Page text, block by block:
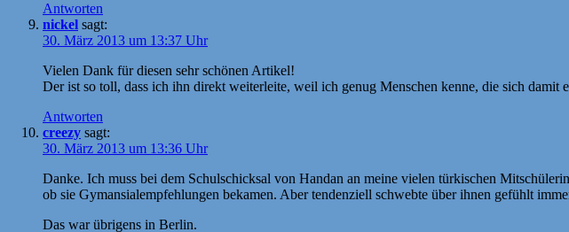
Antworten
nickel sagt:
30. März 2013 um 13:37 Uhr
Vielen Dank für diesen sehr schönen Artikel!
Der ist so toll, dass ich ihn direkt weiterleite, weil ich genug Menschen kenne, die sich
Antworten
creezy sagt:
30. März 2013 um 13:36 Uhr
Danke. Ich muss bei dem Schulschicksal von Handan an meine vielen türkischen
ob sie Gymansialempfehlungen bekamen. Aber tendenziell schwebte über ihnen gefühlt
Das war übrigens in Berlin.